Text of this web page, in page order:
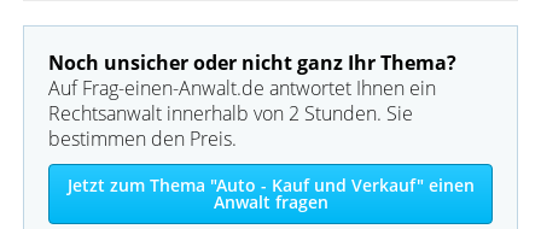
Noch unsicher oder nicht ganz Ihr Thema?
Auf Frag-einen-Anwalt.de antwortet Ihnen ein
Rechtsanwalt innerhalb von 2 Stunden. Sie
bestimmen den Preis.
Jetzt zum Thema "Auto - Kauf und Verkauf" einen
Anwalt fragen